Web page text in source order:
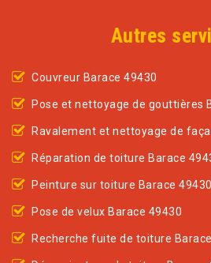
Autres
Couvreur Barace 49430
Pose et nettoyage de gouttières
Ravalement et nettoyage de
Réparation de toiture Barace
Peinture sur toiture Barace 49430
Pose de velux Barace 49430
Recherche fuite de toiture